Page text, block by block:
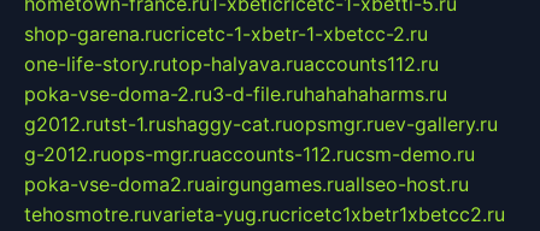
shop-garena.rucricetc-1-xbetr-1-xbetcc-2.ru
one-life-story.rutop-halyava.ruaccounts112.ru
poka-vse-doma-2.ru3-d-file.ruhahahaharms.ru
g2012.rutst-1.rushaggy-cat.ruopsmgr.ruev-gallery.ru
g-2012.ruops-mgr.ruaccounts-112.rucsm-demo.ru
poka-vse-doma2.ruairgungames.ruallseo-host.ru
tehosmotre.ruvarieta-yug.rucricetc1xbetr1xbetcc2.ru